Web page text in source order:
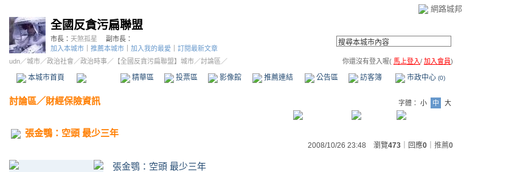
網路城邦
全國反貪污扁聯盟
市長： 天煞孤星
副市長：
加入本城市
推薦本城市 加入我的最愛
訂閱最新文章
udn／城市／政治社會 ／政治時事／ 【全國反貪污扁聯盟】城市／討論區／ 你還沒有登入喔( 馬上登入/ 加入會員)
本城市首頁 精華區 投票區 影像館 推薦連結 公告區 訪客簿 市政中心 (0)
討論區／財經保險資訊 字體： 小 中 大
張金鶚：空頭 最少三年
2008/10/26 23:48 瀏覽473 ｜回應0 推薦0
張金鶚：空頭 最少三年